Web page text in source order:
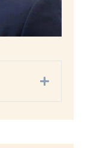
Expand